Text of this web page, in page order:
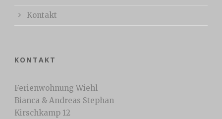
Kontakt
KONTAKT
Ferienwohnung Wiehl
Bianca & Andreas Stephan
Kirschkamp 12